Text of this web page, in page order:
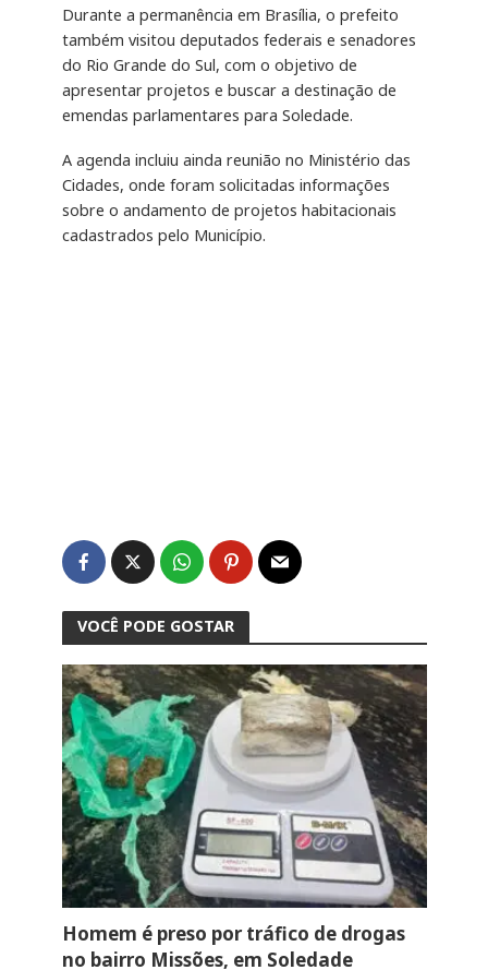
Durante a permanência em Brasília, o prefeito
também visitou deputados federais e senadores
do Rio Grande do Sul, com o objetivo de
apresentar projetos e buscar a destinação de
emendas parlamentares para Soledade.
A agenda incluiu ainda reunião no Ministério das
Cidades, onde foram solicitadas informações
sobre o andamento de projetos habitacionais
cadastrados pelo Município.
VOCÊ PODE GOSTAR
Homem é preso por tráfico de drogas
no bairro Missões, em Soledade